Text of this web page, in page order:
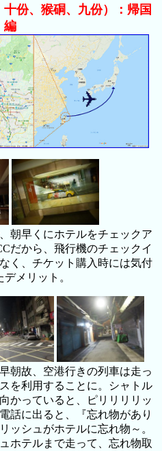
份、猴硐、九份）：帰国
編
朝早くにホテルをチェックア
だから、飛行機のチェックイ
く、チケット購入時には気付
メリット。
朝故、空港行きの列車は走っ
を利用することに。シャトル
かっていると、ピリリリリッ
話に出ると、『忘れ物があり
ッシュがホテルに忘れ物～。
ホテルまで走って、忘れ物取